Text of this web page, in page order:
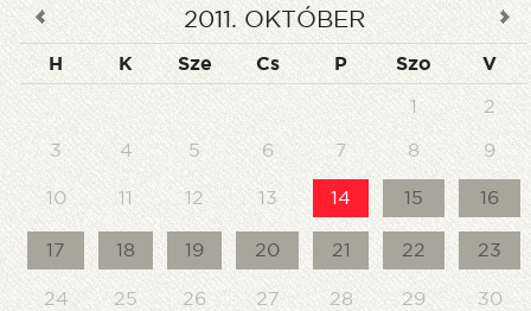
2011. OKTÓBER
H K Sze Cs P Szo V
1 2
3 4 5 6 7 8 9
10 11 12 13 14 15 16
17 18 19 20 21 22 23
24 25 26 27 28 29 30